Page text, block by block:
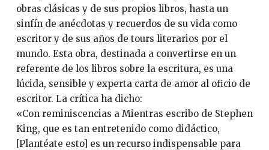
obras clásicas y de sus propios libros, hasta un
sinfín de anécdotas y recuerdos de su vida como
escritor y de sus años de tours literarios por el
mundo. Esta obra, destinada a convertirse en un
referente de los libros sobre la escritura, es una
lúcida, sensible y experta carta de amor al oficio de
escritor. La crítica ha dicho:
«Con reminiscencias a Mientras escribo de Stephen
King, que es tan entretenido como didáctico,
[Plantéate esto] es un recurso indispensable para